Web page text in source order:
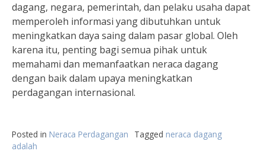
dagang, negara, pemerintah, dan pelaku usaha dapat
memperoleh informasi yang dibutuhkan untuk
meningkatkan daya saing dalam pasar global. Oleh
karena itu, penting bagi semua pihak untuk
memahami dan memanfaatkan neraca dagang
dengan baik dalam upaya meningkatkan
perdagangan internasional.
Posted in Neraca Perdagangan Tagged neraca dagang
adalah